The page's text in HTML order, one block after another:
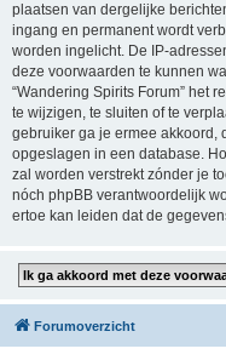
plaatsen van dergelijke
ingang en permanent wordt
worden ingelicht. De IP-
deze voorwaarden te kunnen
“Wandering Spirits Forum” het
te wijzigen, te sluiten of te
gebruiker ga je ermee akkoord,
opgeslagen in een database.
zal worden verstrekt zónder je
nóch phpBB verantwoordelijk
ertoe kan leiden dat de
Forumoverzicht